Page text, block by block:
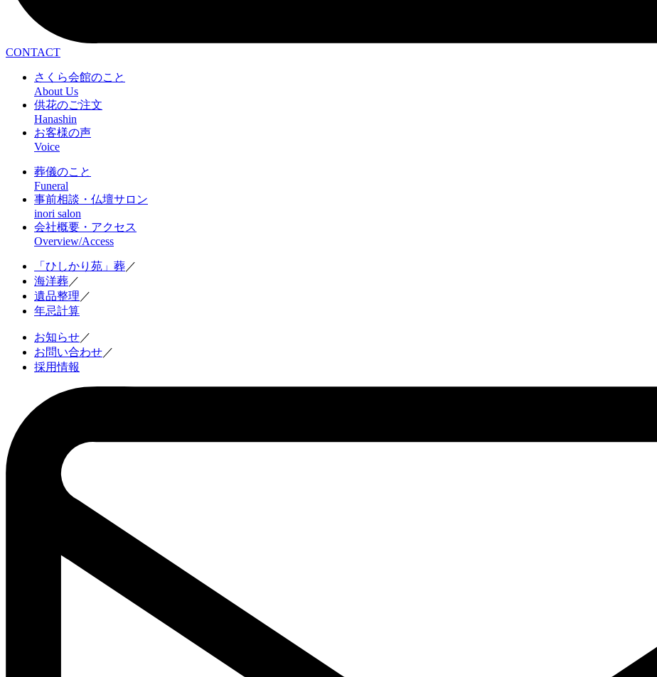
CONTACT
さくら会館のこと
About Us
供花のご注文
Hanashin
お客様の声
Voice
葬儀のこと
Funeral
事前相談・仏壇サロン
inori salon
会社概要・アクセス
Overview/Access
「ひしかり苑」葬／
海洋葬／
遺品整理 ／
年忌計算
お知らせ／
お問い合わせ／
採用情報